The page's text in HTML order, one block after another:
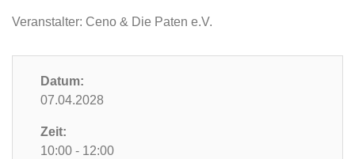
Veranstalter: Ceno & Die Paten e.V.
Datum:
07.04.2028
Zeit:
10:00 - 12:00